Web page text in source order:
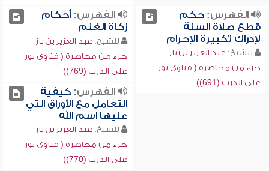
الفهرس:حكم
قطع صلاة السنة
لإدراك تكبيرة الإحرام
للشيخ: عبد العزيز بن باز
جزء من محاضرة ( فتاوى نور
على الدرب (691))
الفهرس:أحكام
زكاة الغنم
للشيخ: عبد العزيز بن باز
جزء من محاضرة ( فتاوى نور
على الدرب (769))
الفهرس:كيفية
التعامل مع الأوراق التي
عليها اسم الله
للشيخ: عبد العزيز بن باز
جزء من محاضرة ( فتاوى نور
على الدرب (770))